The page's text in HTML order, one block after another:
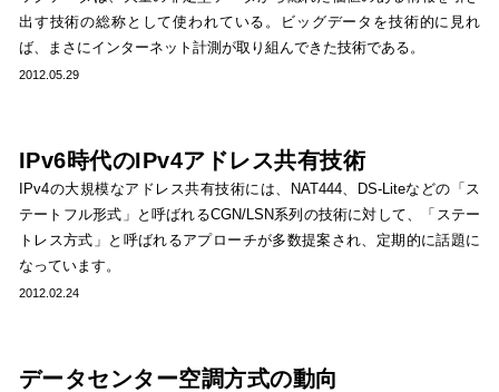
出す技術の総称として使われている。ビッグデータを技術的に見れ
ば、まさにインターネット計測が取り組んできた技術である。
2012.05.29
IPv6時代のIPv4アドレス共有技術
IPv4の大規模なアドレス共有技術には、NAT444、DS-Liteなどの「ス
テートフル形式」と呼ばれるCGN/LSN系列の技術に対して、「ステー
トレス方式」と呼ばれるアプローチが多数提案され、定期的に話題に
なっています。
2012.02.24
データセンター空調方式の動向